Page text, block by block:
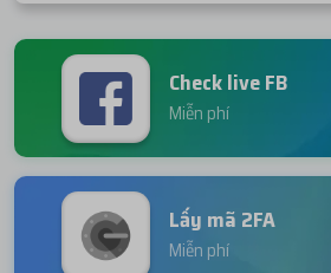
Check live FB
Miễn phí
Lấy mã 2FA
Miễn phí